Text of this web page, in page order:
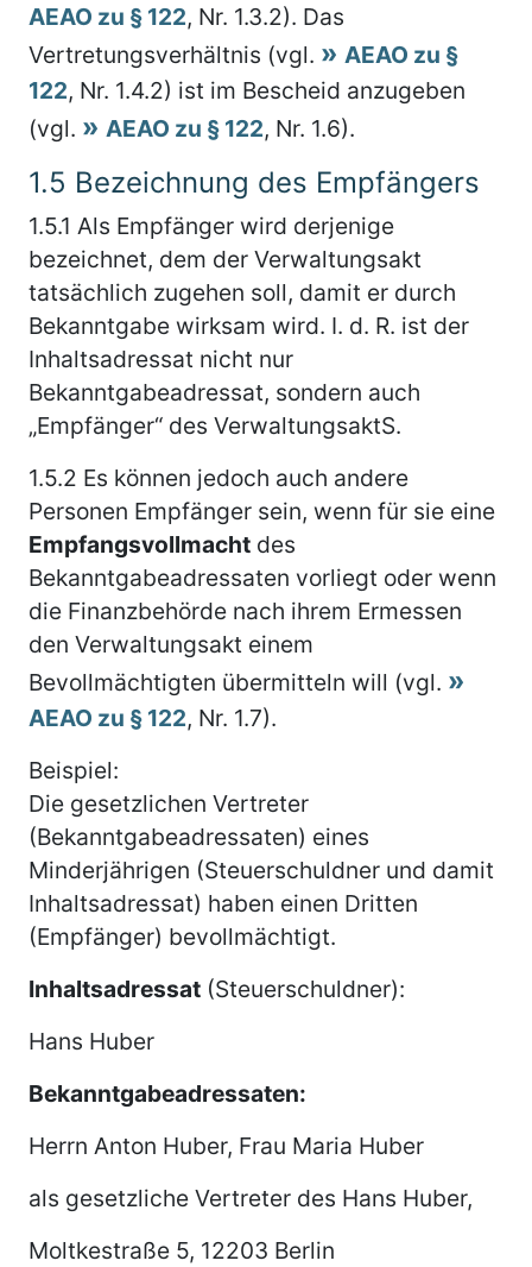
AEAO zu § 122, Nr. 1.3.2). Das
Vertretungsverhältnis (vgl.
AEAO zu §
122, Nr. 1.4.2) ist im Bescheid anzugeben
(vgl.
AEAO zu § 122, Nr. 1.6).
1.5 Bezeichnung des Empfängers
1.5.1 Als Empfänger wird derjenige
bezeichnet, dem der Verwaltungsakt
tatsächlich zugehen soll, damit er durch
Bekanntgabe wirksam wird. I. d. R. ist der
Inhaltsadressat nicht nur
Bekanntgabeadressat, sondern auch
„Empfänger“ des VerwaltungsaktS.
1.5.2 Es können jedoch auch andere
Personen Empfänger sein, wenn für sie eine
Empfangsvollmacht des
Bekanntgabeadressaten vorliegt oder wenn
die Finanzbehörde nach ihrem Ermessen
den Verwaltungsakt einem
Bevollmächtigten übermitteln will (vgl.
AEAO zu § 122, Nr. 1.7).
Beispiel:
Die gesetzlichen Vertreter
(Bekanntgabeadressaten) eines
Minderjährigen (Steuerschuldner und damit
Inhaltsadressat) haben einen Dritten
(Empfänger) bevollmächtigt.
Inhaltsadressat (Steuerschuldner):
Hans Huber
Bekanntgabeadressaten:
Herrn Anton Huber, Frau Maria Huber
als gesetzliche Vertreter des Hans Huber,
Moltkestraße 5, 12203 Berlin